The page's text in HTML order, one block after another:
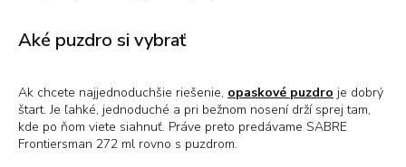
Aké puzdro si vybrať
Ak chcete najjednoduchšie riešenie, opaskové puzdro je dobrý
štart. Je ľahké, jednoduché a pri bežnom nosení drží sprej tam,
kde po ňom viete siahnuť. Práve preto predávame SABRE
Frontiersman 272 ml rovno s puzdrom.